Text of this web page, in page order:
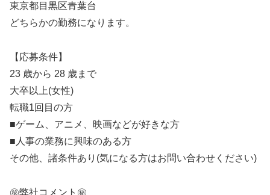
東京都目黒区青葉台
どちらかの勤務になります。
【応募条件】
23 歳から 28 歳まで
大卒以上(女性)
転職1回目の方
■ゲーム、アニメ、映画などが好きな方
■人事の業務に興味のある方
その他、諸条件あり(気になる方はお問い合わせください)
㊙️弊社コメント㊙️